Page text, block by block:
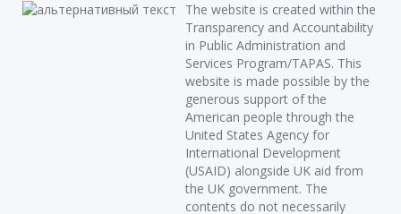
The website is created within the
Transparency and Accountability
in Public Administration and
Services Program/TAPAS. This
website is made possible by the
generous support of the
American people through the
United States Agency for
International Development
(USAID) alongside UK aid from
the UK government. The
contents do not necessarily